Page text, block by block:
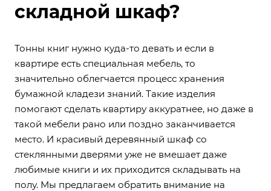
складной шкаф?
Тонны книг нужно куда-то девать и если в
квартире есть специальная мебель, то
значительно облегчается процесс хранения
бумажной кладези знаний. Такие изделия
помогают сделать квартиру аккуратнее, но даже в
такой мебели рано или поздно заканчивается
место. И красивый деревянный шкаф со
стеклянными дверями уже не вмешает даже
любимые книги и их приходится складывать на
полу. Мы предлагаем обратить внимание на